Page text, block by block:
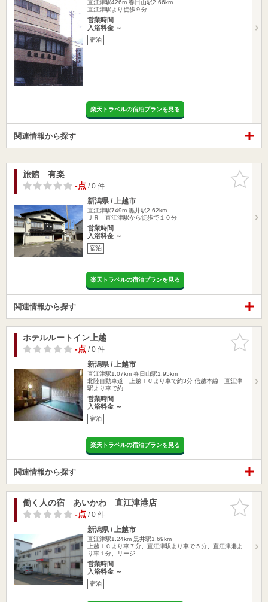
直江津駅426m 春日山駅2.66km
直江津駅より徒歩９分
営業時間
入浴料金 ～
宿泊
楽天トラベルの宿泊プランを見る
関連情報から探す
お気に入
りに追加
旅館 有楽
-点/ 0 件
新潟県 / 上越市
直江津駅749m 黒井駅2.62km
ＪＲ 直江津駅から徒歩で１０分
営業時間
入浴料金 ～
宿泊
楽天トラベルの宿泊プランを見る
関連情報から探す
お気に入
りに追加
ホテルルートイン上越
-点/ 0 件
新潟県 / 上越市
直江津駅1.07km 春日山駅1.95km
北陸自動車道 上越ＩＣより車で約3分 信越本線 直江津
駅より車で約…
営業時間
入浴料金 ～
宿泊
楽天トラベルの宿泊プランを見る
関連情報から探す
お気に入
りに追加
働く人の宿 あいかわ 直江津港店
-点/ 0 件
新潟県 / 上越市
直江津駅1.24km 黒井駅1.69km
上越ＩＣより車７分、直江津駅より車で５分、直江津港よ
り車１分、リージ…
営業時間
入浴料金 ～
宿泊